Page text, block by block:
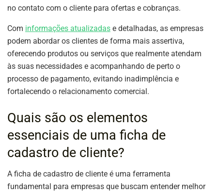
no contato com o cliente para ofertas e cobranças.
Com informações atualizadas e detalhadas, as empresas
podem abordar os clientes de forma mais assertiva,
oferecendo produtos ou serviços que realmente atendam
às suas necessidades e acompanhando de perto o
processo de pagamento, evitando inadimplência e
fortalecendo o relacionamento comercial.
Quais são os elementos
essenciais de uma ficha de
cadastro de cliente?
A ficha de cadastro de cliente é uma ferramenta
fundamental para empresas que buscam entender melhor